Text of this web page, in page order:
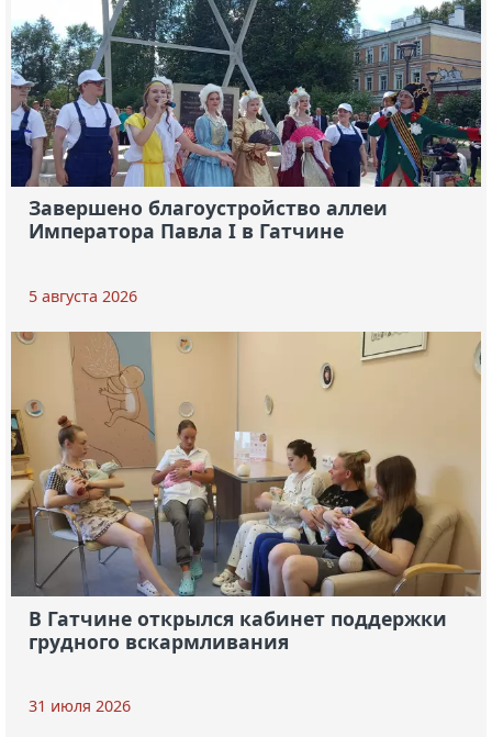
Завершено благоустройство аллеи
Императора Павла I в Гатчине
5 августа 2026
В Гатчине открылся кабинет поддержки
грудного вскармливания
31 июля 2026